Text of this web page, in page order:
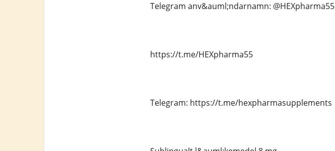
Telegram anv&auml;ndarnamn: @HEXpharma55
https://t.me/HEXpharma55
Telegram: https://t.me/hexpharmasupplements